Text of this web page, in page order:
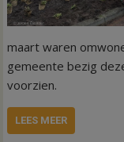
maart waren
gemeente bezig
voorzien.
LEES MEER